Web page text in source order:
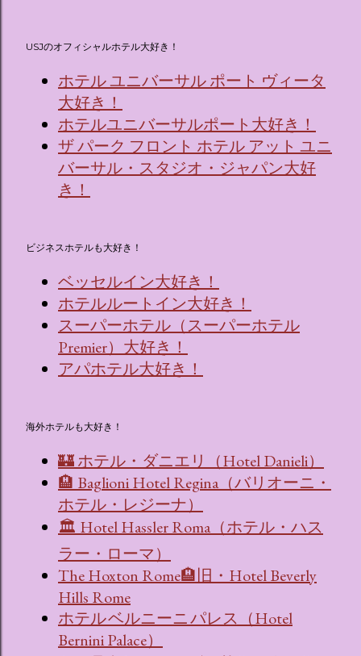
USJのオフィシャルホテル大好き！
ホテル ユニバーサル ポート ヴィータ
大好き！
ホテルユニバーサルポート大好き！
ザ パーク フロント ホテル アット ユニ
バーサル・スタジオ・ジャパン大好
き！
ビジネスホテルも大好き！
ベッセルイン大好き！
ホテルルートイン大好き！
スーパーホテル（スーパーホテル
Premier）大好き！
アパホテル大好き！
海外ホテルも大好き！
🏰 ホテル・ダニエリ（Hotel Danieli）
🏨 Baglioni Hotel Regina（バリオーニ・
ホテル・レジーナ）
🏛 Hotel Hassler Roma（ホテル・ハス
ラー・ローマ）
The Hoxton Rome🏨旧・Hotel Beverly
Hills Rome
ホテル ベルニーニ パレス（Hotel
Bernini Palace）